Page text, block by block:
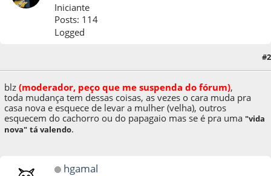
Iniciante
Posts: 114
Logged
#2
blz(moderador, peço que me suspenda do fórum),
toda mudança tem dessas coisas, as vezes o cara muda pra
casa nova e esquece de levar a mulher (velha), outros
esquecem do cachorro ou do papagaio mas se é pra uma "vida
nova" tá valendo.
hgamal